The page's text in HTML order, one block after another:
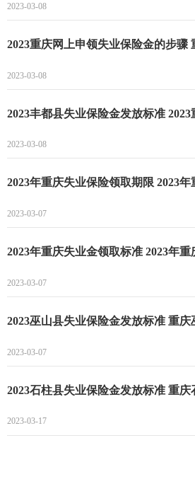
2023-03-08
2023-03-08
2023-03-08
2023-03-07
2023-03-07
2023-03-07
2023-03-17